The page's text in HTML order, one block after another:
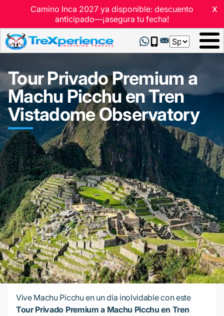
x
Camino Inca 2027 ya disponible: descuento
anticipado—¡asegura tu fecha!
Select
your
Tour Privado Premium a
Machu Picchu en Tren
Vistadome Observatory
Vive Machu Picchu en un día inolvidable con este
Tour Privado Premium a Machu Picchu en Tren